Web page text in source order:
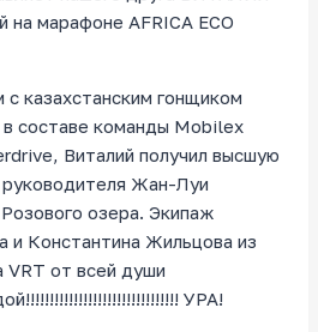
марафоне AFRICA ECO
казахстанским гонщиком
составе команды Mobilex
Виталий получил высшую
руководителя Жан-Луи
озера. Экипаж
и Константина Жильцова из
VRT от всей души
УРА!